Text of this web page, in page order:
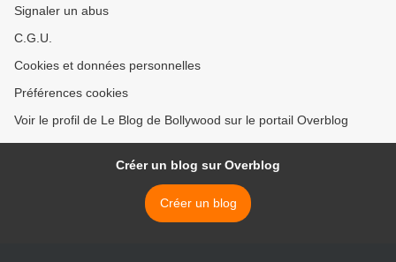
Signaler un abus
C.G.U.
Cookies et données personnelles
Préférences cookies
Voir le profil de Le Blog de Bollywood sur le portail Overblog
Créer un blog sur Overblog
Créer un blog